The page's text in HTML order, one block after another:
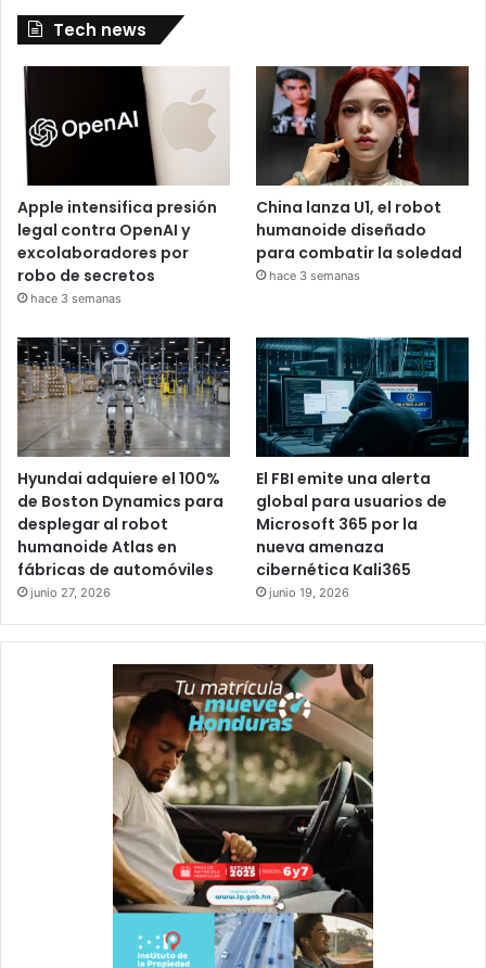
Tech news
Apple intensifica presión
legal contra OpenAI y
excolaboradores por
robo de secretos
hace 3 semanas
China lanza U1, el robot
humanoide diseñado
para combatir la soledad
hace 3 semanas
Hyundai adquiere el 100%
de Boston Dynamics para
desplegar al robot
humanoide Atlas en
fábricas de automóviles
junio 27, 2026
El FBI emite una alerta
global para usuarios de
Microsoft 365 por la
nueva amenaza
cibernética Kali365
junio 19, 2026